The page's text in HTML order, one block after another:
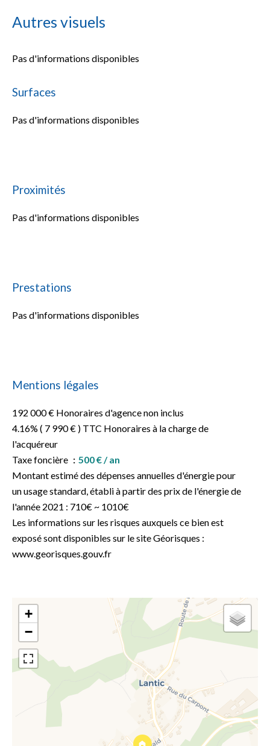
Autres visuels
Pas d'informations disponibles
Surfaces
Pas d'informations disponibles
Proximités
Pas d'informations disponibles
Prestations
Pas d'informations disponibles
Mentions légales
192 000 € Honoraires d'agence non inclus
4.16% ( 7 990 € ) TTC Honoraires à la charge de
l'acquéreur
Taxe foncière
500 € / an
Montant estimé des dépenses annuelles d'énergie pour
un usage standard, établi à partir des prix de l'énergie de
l'année 2021 : 710€ ~ 1010€
Les informations sur les risques auxquels ce bien est
exposé sont disponibles sur le site Géorisques :
www.georisques.gouv.fr
+
−